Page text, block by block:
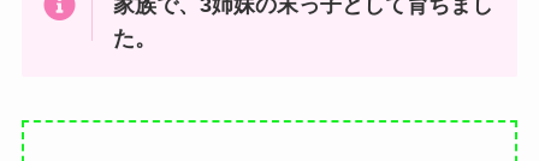
家族で、3姉妹の末っ子として育ちまし
た。